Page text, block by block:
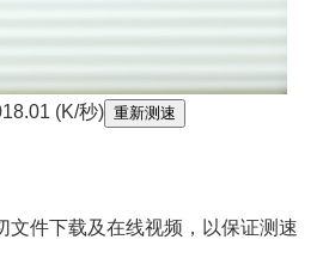
(K/秒) 重新测速
文件下载及在线视频，以保证测速